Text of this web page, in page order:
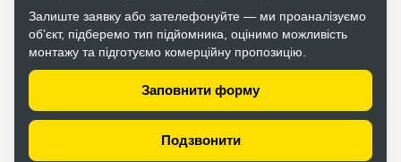
Залиште заявку або зателефонуйте — ми проаналізуємо
об’єкт, підберемо тип підйомника, оцінимо можливість
монтажу та підготуємо комерційну пропозицію.
Заповнити форму
Подзвонити